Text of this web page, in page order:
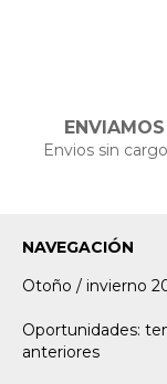
Envios sin
NAVEGACIÓN
Otoño / invierno
Oportunidades:
anteriores